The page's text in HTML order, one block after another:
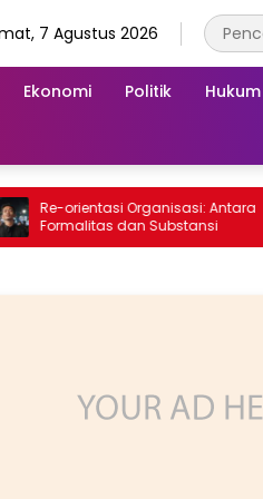
7 Agustus 2026
Ekonomi Politik Hukum
orientasi Organisasi: Antara
dan Substansi